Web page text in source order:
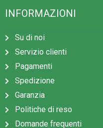
INFORMAZIONI
Su di noi
Servizio clienti
Pagamenti
Spedizione
Garanzia
Politiche di reso
Domande frequenti